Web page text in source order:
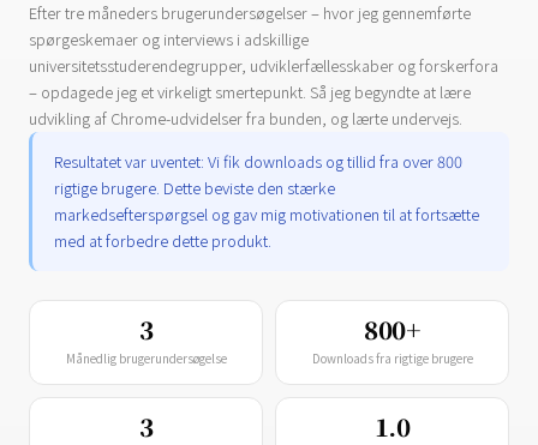
Efter tre måneders brugerundersøgelser – hvor jeg gennemførte
spørgeskemaer og interviews i adskillige
universitetsstuderendegrupper, udviklerfællesskaber og forskerfora
– opdagede jeg et virkeligt smertepunkt. Så jeg begyndte at lære
udvikling af Chrome-udvidelser fra bunden, og lærte undervejs.
Resultatet var uventet: Vi fik downloads og tillid fra over 800
rigtige brugere. Dette beviste den stærke
markedsefterspørgsel og gav mig motivationen til at fortsætte
med at forbedre dette produkt.
3
Månedlig brugerundersøgelse
800+
Downloads fra rigtige brugere
3 1.0